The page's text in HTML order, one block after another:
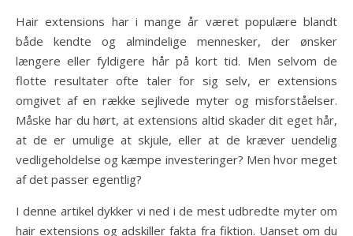
Hair extensions har i mange år været populære blandt
både kendte og almindelige mennesker, der ønsker
længere eller fyldigere hår på kort tid. Men selvom de
flotte resultater ofte taler for sig selv, er extensions
omgivet af en række sejlivede myter og misforståelser.
Måske har du hørt, at extensions altid skader dit eget hår,
at de er umulige at skjule, eller at de kræver uendelig
vedligeholdelse og kæmpe investeringer? Men hvor meget
af det passer egentlig?
I denne artikel dykker vi ned i de mest udbredte myter om
hair extensions og adskiller fakta fra fiktion. Uanset om du